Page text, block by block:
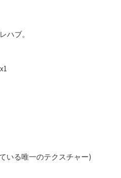
ハブ。
いる唯一のテクスチャー)